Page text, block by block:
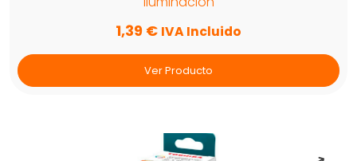
1,39 € IVA Incluido
Ver Producto